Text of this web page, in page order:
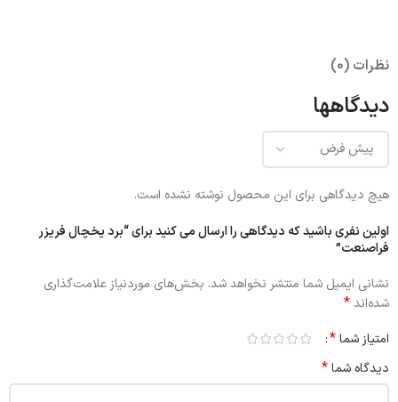
نظرات (0)
دیدگاهها
هیچ دیدگاهی برای این محصول نوشته نشده است.
اولین نفری باشید که دیدگاهی را ارسال می کنید برای “برد یخچال فریزر
فراصنعت”
نشانی ایمیل شما منتشر نخواهد شد. بخش‌های موردنیاز علامت‌گذاری
شده‌اند*
امتیاز شما*
دیدگاه شما*